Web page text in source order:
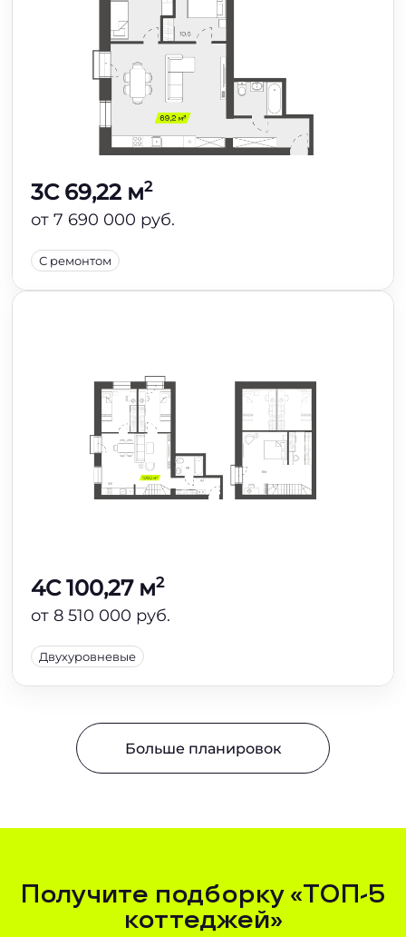
3C 69,22 м2
от 7 690 000 руб.
С ремонтом
4C 100,27 м2
от 8 510 000 руб.
Двухуровневые
Больше планировок
Получите подборку «ТОП-5
коттеджей»